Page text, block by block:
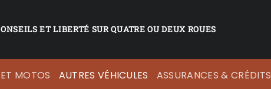
ET LIBERTÉ SUR QUATRE OU DEUX ROUES
MOTOS AUTRES VÉHICULES ASSURANCES & CRÉDITS